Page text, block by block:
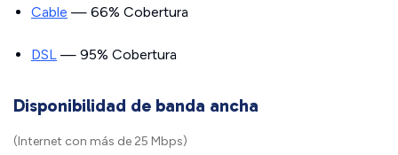
Cable — 66% Cobertura
DSL — 95% Cobertura
Disponibilidad de banda ancha
(Internet con más de 25 Mbps)